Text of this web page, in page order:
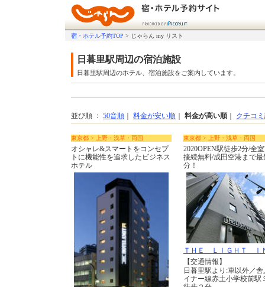
宿・ホテル予約TOP > じゃらん my リスト
日暮里駅周辺の宿泊施設
日暮里駅周辺のホテル、宿泊施設をご案内しています。
並び順 ： 50音順 料金が安い順 料金が高い順 クチコ
東京都 > 上野・浅草・両国
オシャレ&スマートをコンセプ
トに機能性を追求したビジネス
ホテル
東京都 > 上野・浅草・両国
2020OPEN駅徒歩2分/全
接続無料/成田空港まで最
分！
ＴＨＥ ＬＩＧＨＴ Ｉ
【交通情報】
日暮里駅より:車以外／舎
イナー線赤土小学校前